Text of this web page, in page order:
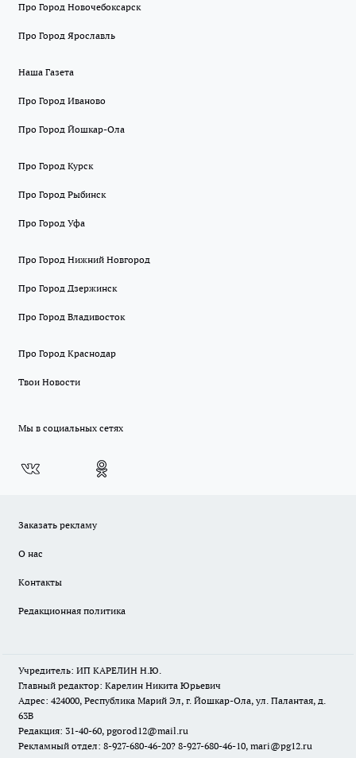
Про Город Новочебоксарск
Про Город Ярославль
Наша Газета
Про Город Иваново
Про Город Йошкар-Ола
Про Город Курск
Про Город Рыбинск
Про Город Уфа
Про Город Нижний Новгород
Про Город Дзержинск
Про Город Владивосток
Про Город Краснодар
Твои Новости
Мы в социальных сетях
Заказать рекламу
О нас
Контакты
Редакционная политика
Учредитель: ИП КАРЕЛИН Н.Ю.
Главный редактор: Карелин Никита Юрьевич
Адрес: 424000, Республика Марий Эл, г. Йошкар-Ола, ул. Палантая, д.
63В
Редакция: 31-40-60, pgorod12@mail.ru
Рекламный отдел: 8-927-680-46-20? 8-927-680-46-10, mari@pg12.ru